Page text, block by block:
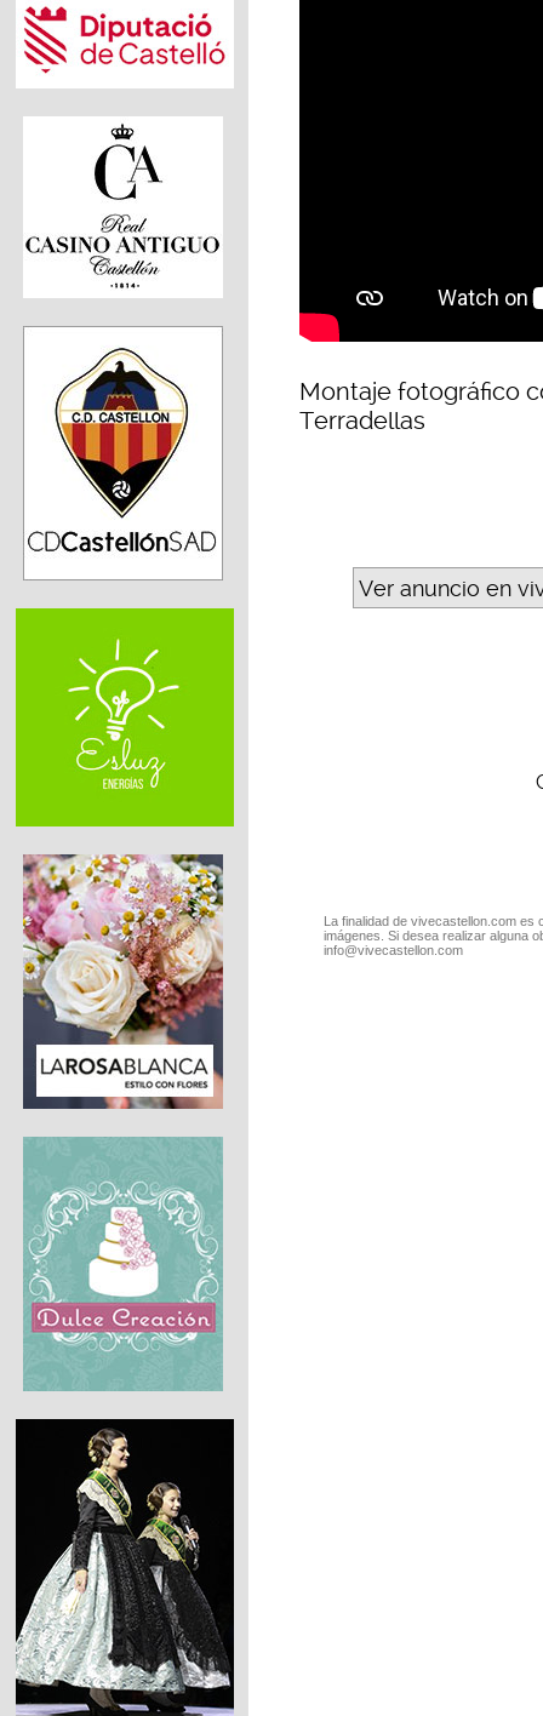
Montaje fotográfico
Terradellas
Ver anuncio en
La finalidad de vivecastellon.com
imágenes. Si desea realizar alguna
info@vivecastellon.com